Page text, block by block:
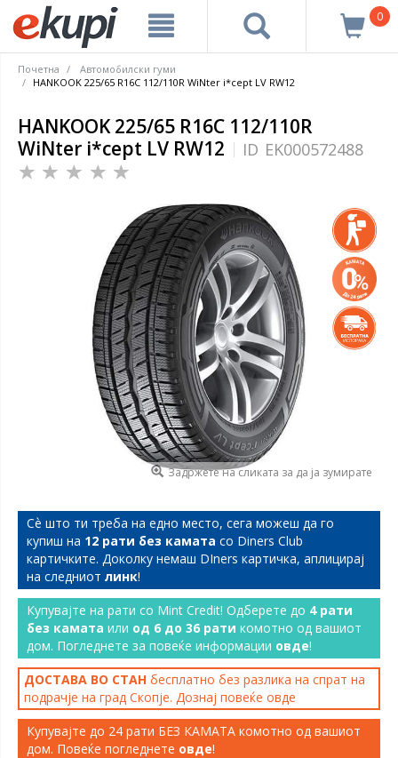
0
Почетна
Автомобилски гуми
HANKOOK 225/65 R16C 112/110R WiNter i*cept LV RW12
HANKOOK 225/65 R16C 112/110R
WiNter i*cept LV RW12
ID EK000572488
Задржете на сликата за да ја зумирате
Сѐ што ти треба на едно место, сега можеш да го
купиш на 12 рати без камата со Diners Club
картичките. Доколку немаш DIners картичка, аплицирај
на следниот линк!
Купувајте на рати со Mint Credit! Одберете до 4 рати
без камата или од 6 до 36 рати комотно од вашиот
дом. Погледнете за повеќе информации овде!
ДОСТАВА ВО СТАН бесплатно без разлика на спрат на
подрачје на град Скопје. Дознај повеќе овде
Купувајте до 24 рати БЕЗ КАМАТА комотно од вашиот
дом. Повеќе погледнете овде!